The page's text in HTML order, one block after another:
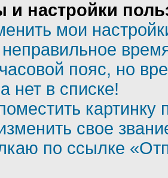
и настройки
мои
пояс, но
нет в списке!
свое
по ссылке